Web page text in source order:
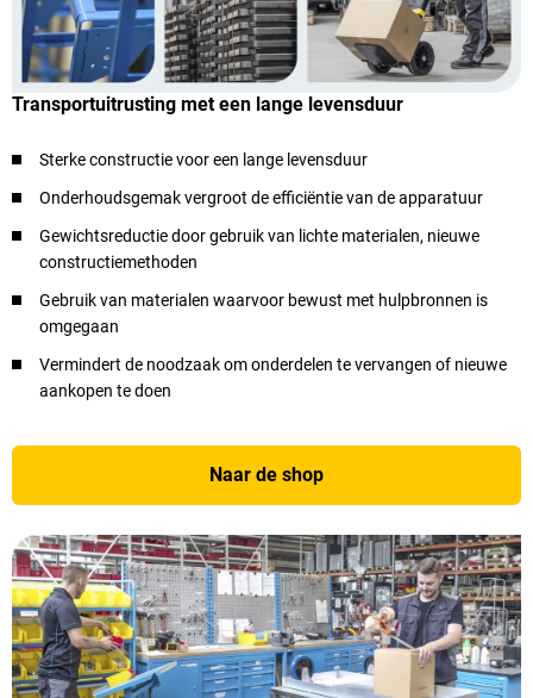
Transportuitrusting met een lange levensduur
Sterke constructie voor een lange levensduur
Onderhoudsgemak vergroot de efficiëntie van de apparatuur
Gewichtsreductie door gebruik van lichte materialen, nieuwe
constructiemethoden
Gebruik van materialen waarvoor bewust met hulpbronnen is
omgegaan
Vermindert de noodzaak om onderdelen te vervangen of nieuwe
aankopen te doen
Naar de shop